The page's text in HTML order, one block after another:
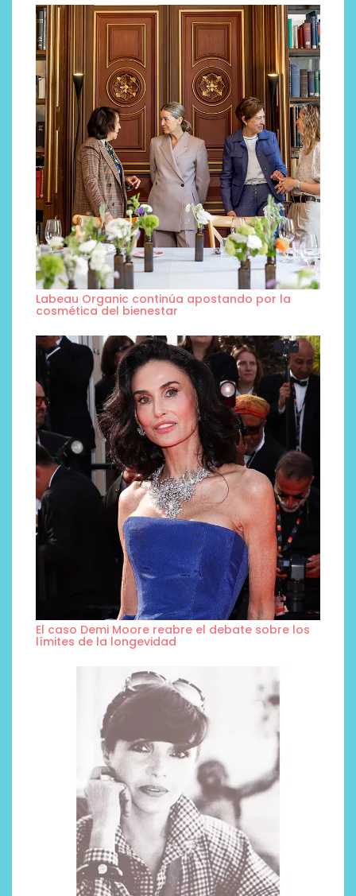
Labeau Organic continúa apostando por la
cosmética del bienestar
El caso Demi Moore reabre el debate sobre los
límites de la longevidad